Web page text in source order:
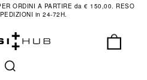
ORDINI A PARTIRE da € 150,00. RESO
in 24-72H.